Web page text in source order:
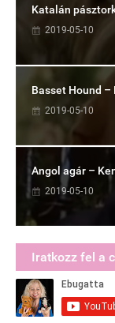
Katalán
2019-05-10
Basset Hound –
2019-05-10
Angol agár –
2019-05-10
Iratkozz fel a